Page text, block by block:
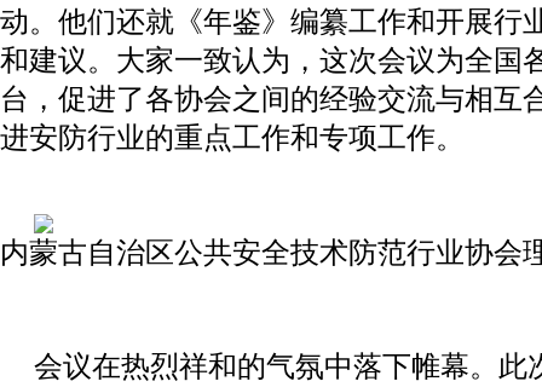
动。他们还就《年鉴》编纂工作和开展行
和建议。大家一致认为，这次会议为全国
台，促进了各协会之间的经验交流与相互
进安防行业的重点工作和专项工作。
内蒙古自治区公共安全技术防范行业协会
会议在热烈祥和的气氛中落下帷幕。此